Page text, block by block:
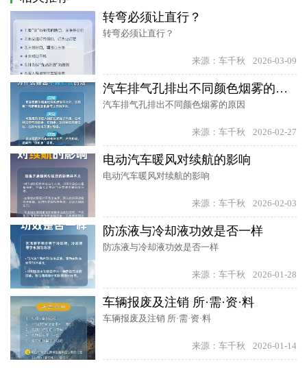
转弯必须让直行？
转弯必须让直行？
来源：车千秋 2026-03-09
汽车排气孔排出不同颜色烟雾的原因
汽车排气孔排出不同颜色烟雾的原因
来源：车千秋 2026-02-27
电动汽车暖风对续航的影响
电动汽车暖风对续航的影响
来源：车千秋 2026-02-03
防冻液与冷却液功效是否一样
防冻液与冷却液功效是否一样
来源：车千秋 2026-01-28
车辆报废及注销 所·需·资·料
车辆报废及注销 所·需·资·料
来源：车千秋 2026-01-14